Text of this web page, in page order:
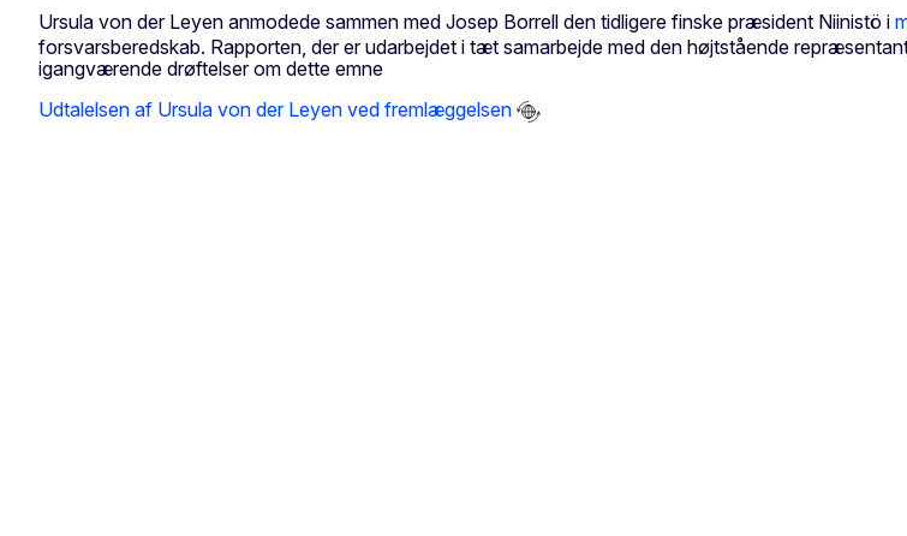
Ursula von der Leyen anmodede sammen med Josep Borrell den tidligere finske præsident Niinistö i
forsvarsberedskab. Rapporten, der er udarbejdet i tæt samarbejde med den højtstående
igangværende drøftelser om dette emne
Udtalelsen af Ursula von der Leyen ved fremlæggelsen